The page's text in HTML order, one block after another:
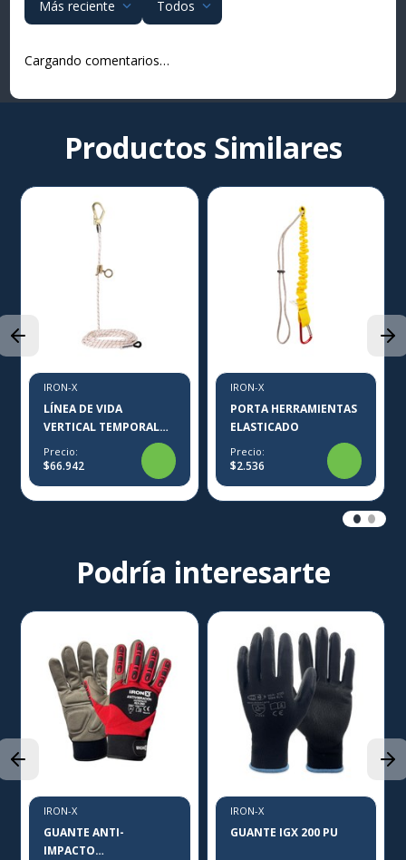
Más reciente Todos
Cargando comentarios…
Productos Similares
IRON-X
LÍNEA DE VIDA
VERTICAL TEMPORAL
PLOMO IRON-X
Precio:
$66.942
IRON-X
PORTA HERRAMIENTAS
ELASTICADO
Precio:
$2.536
Podría interesarte
IRON-X
GUANTE ANTI-
IMPACTO
IRON-X
GUANTE IGX 200 PU